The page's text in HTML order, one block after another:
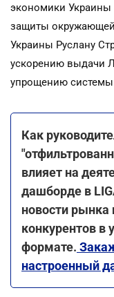
экономики
защиты
Украины Руслану
ускорению выдачи
упрощению
Как
влияет на
дашборде в
новости рынка
конкурентов в
формате.
настроенный